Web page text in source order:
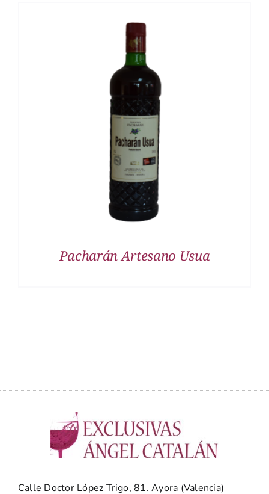
DETALLES
Pacharán Artesano Usua
Calle Doctor López Trigo, 81. Ayora (Valencia)